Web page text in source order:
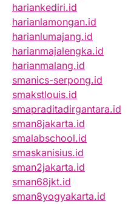
hariankediri.id
harianlamongan.id
harianlumajang.id
harianmajalengka.id
harianmalang.id
smanics-serpong.id
smakstlouis.id
smapraditadirgantara.id
sman8jakarta.id
smalabschool.id
smaskanisius.id
sman2jakarta.id
sman68jkt.id
sman8yogyakarta.id